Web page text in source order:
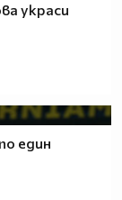
украси
един